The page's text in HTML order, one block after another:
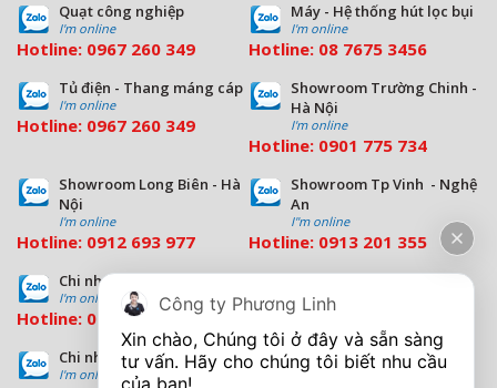
Quạt công nghiệp
I'm online
Hotline: 0967 260 349
Máy - Hệ thống hút lọc bụi
I'm online
Hotline: 08 7675 3456
Tủ điện - Thang máng cáp
I'm online
Hotline: 0967 260 349
Showroom Trường Chinh -
Hà Nội
I'm online
Hotline: 0901 775 734
Showroom Long Biên - Hà
Nội
I'm online
Hotline: 0912 693 977
Showroom Tp Vinh - Nghệ
An
I''m online
Hotline: 0913 201 355
Chi nhánh Đà Nẵng
I'm online
Hotline: 0963 544 563
Chi nhánh Hồ Chí Minh
I'm online
Hotline:
Chi nhánh Bình Dương
I'm online
Công ty Phương Linh
Xin chào, Chúng tôi ở đây và sẵn sàng
tư vấn. Hãy cho chúng tôi biết nhu cầu